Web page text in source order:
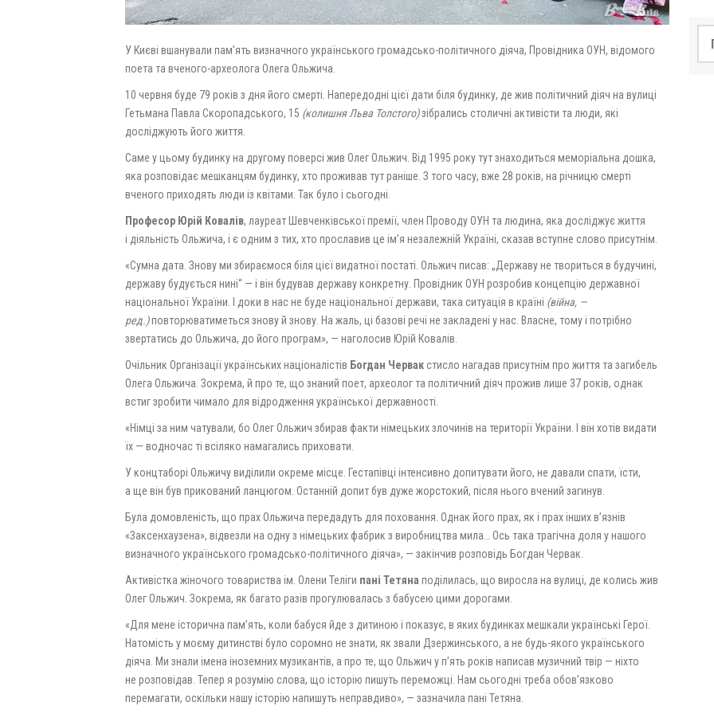
У Києві вшанували памʼять визначного українського громадсько-політичного діяча, Провідника ОУН, відомого
поета та вченого-археолога Олега Ольжича.
10 червня буде 79 років з дня його смерті. Напередодні цієї дати біля будинку, де жив політичний діяч на вулиці
Гетьмана Павла Скоропадського, 15 (колишня Льва Толстого)зібрались столичні активісти та люди, які
досліджують його життя.
Саме у цьому будинку на другому поверсі жив Олег Ольжич. Від 1995 року тут знаходиться меморіальна дошка,
яка розповідає мешканцям будинку, хто проживав тут раніше. З того часу, вже 28 років, на річницю смерті
вченого приходять люди із квітами. Так було і сьогодні.
Професор Юрій Ковалів, лауреат Шевченківської премії, член Проводу ОУН та людина, яка досліджує життя
і діяльність Ольжича, і є одним з тих, хто прославив це імʼя незалежній Україні, сказав вступне слово присутнім.
«Сумна дата. Знову ми збираємося біля цієї видатної постаті. Ольжич писав: „Державу не твориться в будучині,
державу будується нині“ — і він будував державу конкретну. Провідник ОУН розробив концепцію державної
національної України. І доки в нас не буде національної держави, така ситуація в країні (війна, —
ред.)повторюватиметься знову й знову. На жаль, ці базові речі не закладені у нас. Власне, тому і потрібно
звертатись до Ольжича, до його програм», — наголосив Юрій Ковалів.
Очільник Організації українських націоналістів Богдан Червак стисло нагадав присутнім про життя та загибель
Олега Ольжича. Зокрема, й про те, що знаний поет, археолог та політичний діяч прожив лише 37 років, однак
встиг зробити чимало для відродження української державності.
«Німці за ним чатували, бо Олег Ольжич збирав факти німецьких злочинів на території України. І він хотів видати
їх — водночас ті всіляко намагались приховати.
У концтаборі Ольжичу виділили окреме місце. Гестапівці інтенсивно допитувати його, не давали спати, їсти,
а ще він був прикований ланцюгом. Останній допит був дуже жорстокий, після нього вчений загинув.
Була домовленість, що прах Ольжича передадуть для поховання. Однак його прах, як і прах інших в’язнів
«Заксенхаузена», відвезли на одну з німецьких фабрик з виробництва мила… Ось така трагічна доля у нашого
визначного українського громадсько-політичного діяча», — закінчив розповідь Богдан Червак.
Активістка жіночого товариства ім. Олени Теліги пані Тетяна поділилась, що виросла на вулиці, де колись жив
Олег Ольжич. Зокрема, як багато разів прогулювалась з бабусею цими дорогами.
«Для мене історична памʼять, коли бабуся йде з дитиною і показує, в яких будинках мешкали українські Герої.
Натомість у моєму дитинстві було соромно не знати, як звали Дзержинського, а не будь-якого українського
діяча. Ми знали імена іноземних музикантів, а про те, що Ольжич у пʼять років написав музичний твір — ніхто
не розповідав. Тепер я розумію слова, що історію пишуть переможці. Нам сьогодні треба обовʼязково
перемагати, оскільки нашу історію напишуть неправдиво», — зазначила пані Тетяна.